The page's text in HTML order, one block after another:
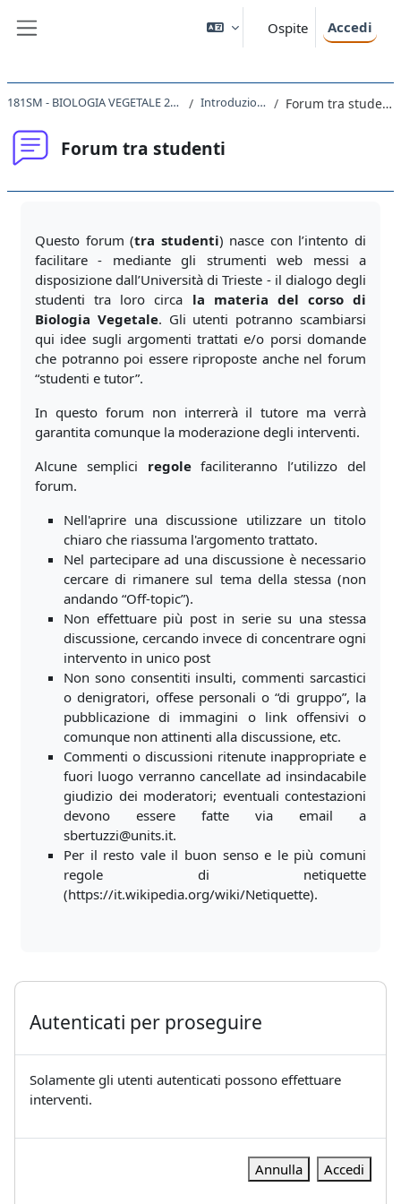
Ospite Accedi
181SM - BIOLOGIA VEGETALE 2020 Introduzione Forum tra studenti
Forum tra studenti
Questo forum (tra studenti) nasce con l’intento di
facilitare - mediante gli strumenti web messi a
disposizione dall’Università di Trieste - il dialogo degli
studenti tra loro circa la materia del corso di
Biologia Vegetale. Gli utenti potranno scambiarsi
qui idee sugli argomenti trattati e/o porsi domande
che potranno poi essere riproposte anche nel forum
“studenti e tutor”.
In questo forum non interrerà il tutore ma verrà
garantita comunque la moderazione degli interventi.
Alcune semplici regolefaciliteranno l’utilizzo del
forum.
Nell'aprire una discussione utilizzare un titolo
chiaro che riassuma l'argomento trattato.
Nel partecipare ad una discussione è necessario
cercare di rimanere sul tema della stessa (non
andando “Off-topic”).
Non effettuare più post in serie su una stessa
discussione, cercando invece di concentrare ogni
intervento in unico post
Non sono consentiti insulti, commenti sarcastici
o denigratori, offese personali o “di gruppo”, la
pubblicazione di immagini o link offensivi o
comunque non attinenti alla discussione, etc.
Commenti o discussioni ritenute inappropriate e
fuori luogo verranno cancellate ad insindacabile
giudizio dei moderatori; eventuali contestazioni
devono essere fatte via email a
sbertuzzi@units.it.
Per il resto vale il buon senso e le più comuni
regole di netiquette
(https://it.wikipedia.org/wiki/Netiquette).
Autenticati per proseguire
Solamente gli utenti autenticati possono effettuare
interventi.
Annulla Accedi